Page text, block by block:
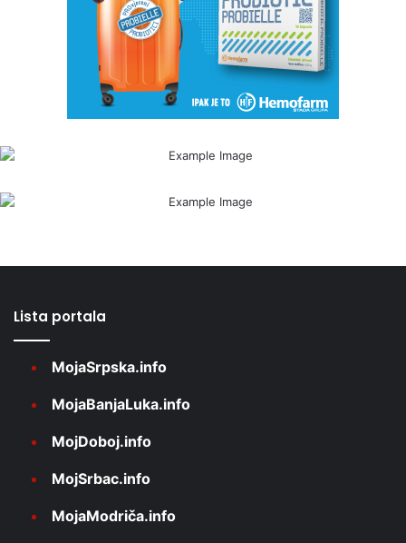
Lista portala
MojaSrpska.info
MojaBanjaLuka.info
MojDoboj.info
MojSrbac.info
MojaModriča.info